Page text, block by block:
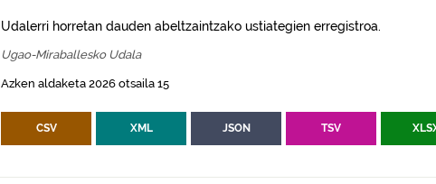
Udalerri horretan dauden abeltzaintzako ustiategien erregistroa.
Ugao-Miraballesko Udala
Azken aldaketa 2026 otsaila 15
CSV XML JSON TSV